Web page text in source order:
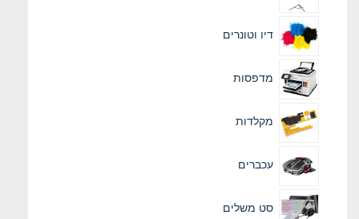
דיו וטונרים
מדפסות
מקלדות
עכברים
סט משלים